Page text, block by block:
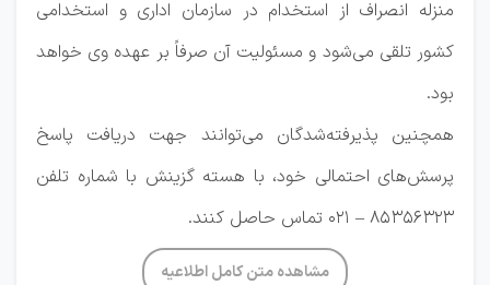
منزله انصراف از استخدام در سازمان اداری و استخدامی
کشور تلقی می‌شود و مسئولیت آن صرفاً بر عهده وی خواهد
بود.
همچنین پذیرفته‌شدگان می‌توانند جهت دریافت پاسخ
پرسش‌های احتمالی خود، با هسته گزینش با شماره تلفن
85356323 – 021 تماس حاصل کنند.
مشاهده متن کامل اطلاعیه